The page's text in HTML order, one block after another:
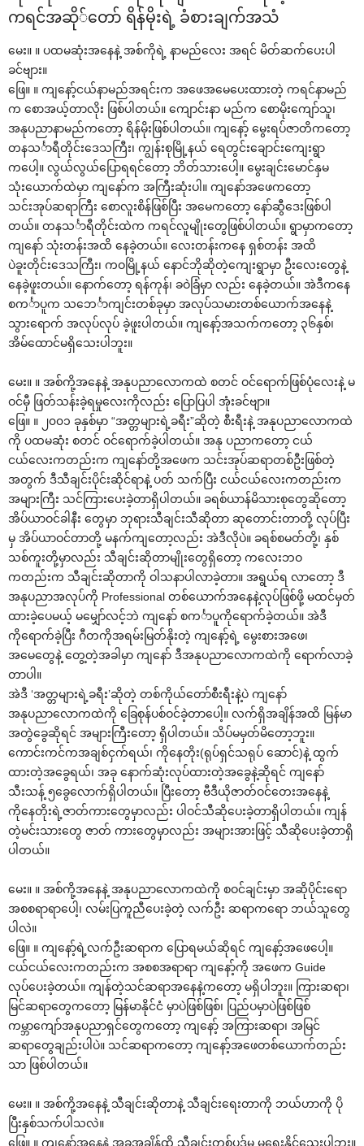
ကရင်အဆို်‌တော် ရိန်မိုးရဲ့ ခံစားချက်အသံ
‌မေး။ ။ ပထမဆုံးအ‌နေနဲ့ အစ်ကိုရဲ့ နာမည်‌လေး အရင် မိတ်ဆက်‌ပေးပါ
ခင်ဗျား။
‌ဖြေ။ ။ ကျ‌နော့်ငယ်နာမည်အရင်းက အ‌ဖေအ‌မေ‌ပေးထားတဲ့ ကရင်နာမည်
က ‌စောအယ့်တာလိုး ဖြစ်ပါတယ်။ ‌ကျောင်းနာ မည်က ‌စောမိုး‌ကျော်သူ၊
အနုပညာနာမည်က‌တော့ ရိန်မိုးဖြစ်ပါတယ်။ ကျ‌နော့် ‌မွေးရပ်ဇာတိက‌တော့
တနသင်္ာရီတိုင်း‌ဒေသကြီး၊ ကျွန်းစုမြို့နယ် ‌ရေတွင်း‌ချောင်း‌ကျေးရွာ
က‌ပေါ့။ လွယ်လွယ်‌ပြောရရင်‌တော့ ဘိတ်သား‌ပေါ့။ ‌မွေးချင်း‌မောင်နှမ
သုံး‌ယောက်ထဲမှာ ကျ‌နော်က အကြီးဆုံးပါ။ ကျ‌နော်အ‌ဖေက‌တော့
သင်းအုပ်ဆရာကြီး ‌စောလူးစိန်ဖြစ်ပြီး အ‌မေက‌တော့ ‌နော်ဆွီ‌ဒေးဖြစ်ပါ
တယ်။ တနသင်္ာရီတိုင်းထဲက ကရင်လူမျိုး‌တွေဖြစ်ပါတယ်။ ရွာမှာက‌တော့
ကျ‌နော် သုံးတန်းအထိ ‌နေခဲ့တယ်။ ‌လေးတန်းက‌နေ ရှစ်တန်း အထိ
ပဲခူးတိုင်း‌ဒေသကြီး၊ ကဝမြို့နယ် ‌နောင်ဘိုဆိုတဲ့‌ကျေးရွာမှာ ဦး‌လေး‌တွေနဲ့
‌နေခဲ့ဖူးတယ်။ ‌နောက်‌တော့ ရန်ကုန်၊ ခဝဲခြံမှာ လည်း ‌နေခဲ့တယ်။ အဲဒီက‌နေ
စကင်္ာပူက သ‌ဘေင်္ာကျင်းတစ်ခုမှာ အလုပ်သမားတစ်‌ယောက်အ‌နေနဲ့
သွား‌ရောက် အလုပ်လုပ် ခဲ့ဖူးပါတယ်။ ကျ‌နော့်အသက်က‌တော့ ၃၆နှစ်၊
အိမ်‌ထောင်မရှိ‌သေးပါဘူး။
‌မေး။ ။ အစ်ကို့အ‌နေနဲ့ အနုပညာ‌လောကထဲ စတင် ဝင်‌ရောက်ဖြစ်ပုံ‌လေးနဲ့ မ
ဝင်မှီ ဖြတ်သန်းခဲ့ရမှု‌လေးကိုလည်း ‌ပြောပြပါ အုံးခင်ဗျာ။
‌ဖြေ။ ။ ၂၀၀၁ ခုနှစ်မှာ “အတ္တများရဲ့ခရီး”ဆိုတဲ့ စီးရီးနဲ့ အနုပညာ‌လောကထဲ
ကို ပထမဆုံး စတင် ဝင်‌ရောက်ခဲ့ပါတယ်။ အနု ပညာက‌တော့ ငယ်
ငယ်‌လေးကတည်းက ကျ‌နော်တို့အ‌ဖေက သင်းအုပ်ဆရာတစ်ဦးဖြစ်တဲ့
အတွက် ဒီသီချင်းပိုင်းဆိုင်ရာနဲ့ ပတ် သက်ပြီး ငယ်ငယ်‌လေးကတည်းက
အများကြီး သင်ကြား‌ပေးခဲ့တာရှိပါတယ်။ ခရစ်ယာန်မိသားစု‌တွေဆို‌တော့
အိပ်ယာဝင်ခါနီး ‌တွေမှာ ဘုရားသီချင်းသီဆိုတာ ဆု‌တောင်းတာတို့ လုပ်ပြီး
မှ အိပ်ယာဝင်တာတို့ မနက်ကျ‌တော့လည်း အဲဒီလိုပဲ။ ခရစ်စမတ်တို့၊ နှစ်
သစ်ကူးတို့မှာလည်း သီချင်းဆိုတာမျိုး‌တွေရှိ‌တော့ က‌လေးဘဝ
ကတည်းက သီချင်းဆိုတာကို ဝါသနာပါလာခဲ့တာ။ အရွယ်ရ လာ‌တော့ ဒီ
အနုပညာအလုပ်ကို Professional တစ်‌ယောက်အ‌နေနဲ့လုပ်ဖြစ်ဖို့ မထင်မှတ်
ထားခဲ့‌ပေမယ့် မ‌မျှော်လင့်ဘဲ ကျ‌နော် စကင်္ာပူကို‌ရောက်ခဲ့တယ်။ အဲဒီ
ကို‌ရောက်ခဲ့ပြီး ဂီတကိုအရမ်းမြတ်နိုးတဲ့ ကျ‌နော့်ရဲ့ ‌မွေးစားအ‌ဖေ၊
အ‌မေ‌တွေနဲ့ ‌တွေ့တဲ့အခါမှာ ကျ‌နော် ဒီအနုပညာ‌လောကထဲကို ‌ရောက်လာခဲ့
တာပါ။
အဲဒီ ‘အတ္တများရဲ့ခရီး’ဆိုတဲ့ တစ်ကိုယ်‌တော်စီးရီးနဲ့ပဲ ကျ‌နော်
အနုပညာ‌လောကထဲကို ‌ခြေစုန်ပစ်ဝင်ခဲ့တာ‌ပေါ့။ လက်ရှိအချိန်အထိ မြန်မာ
အတွဲ‌ခွေဆိုရင် အများကြီး‌တော့ ရှိပါတယ်။ သိပ်မမှတ်မိ‌တော့ဘူး။
‌ကောင်းကင်ကအချစ်ငှက်ရယ်၊ ကို‌နေတိုး(ရုပ်ရှင်သရုပ် ‌ဆောင်)နဲ့ ထွက်
ထားတဲ့အ‌ခွေရယ်၊ အခု ‌နောက်ဆုံးလုပ်ထားတဲ့အ‌ခွေနဲ့ဆိုရင် ကျ‌နော်
သီးသန့် ၅‌ခွေ‌လောက်ရှိပါတယ်။ ပြီး‌တော့ ဗီဒီယိုဇာတ်ဝင်‌တေးအ‌နေနဲ့
ကို‌နေတိုးရဲ့ဇာတ်ကား‌တွေမှာလည်း ပါဝင်သီဆို‌ပေးခဲ့တာရှိပါတယ်။ ကျန်
တဲ့မင်းသား‌တွေ ဇာတ် ကား‌တွေမှာလည်း အများအားဖြင့် သီဆို‌ပေးခဲ့တာရှိ
ပါတယ်။
‌မေး။ ။ အစ်ကို့အ‌နေနဲ့ အနုပညာ‌လောကထဲကို စဝင်ချင်းမှာ အဆိုပိုင်း‌ရော
အစစရာရာ‌ပေါ့၊ လမ်းပြကူညီ‌ပေးခဲ့တဲ့ လက်ဦး ဆရာက‌ရော ဘယ်သူ‌တွေ
ပါလဲ။
‌ဖြေ။ ။ ကျ‌နော့်ရဲ့လက်ဦးဆရာက ‌ပြောရမယ်ဆိုရင် ကျ‌နော့်အ‌ဖေ‌ပေါ့။
ငယ်ငယ်‌လေးကတည်းက အစစအရာရာ ကျ‌နော့်ကို အ‌ဖေက Guide
လုပ်‌ပေးခဲ့တယ်။ ကျန်တဲ့သင်ဆရာအ‌နေနဲ့က‌တော့ မရှိပါဘူး။ ကြားဆရာ၊
မြင်ဆရာ‌တွေက‌တော့ မြန်မာနိုင်ငံ မှာပဲဖြစ်ဖြစ်၊ ပြည်ပမှာပဲဖြစ်ဖြစ်
ကမ္ဘာ‌ကျော်အနုပညာရှင်‌တွေက‌တော့ ကျ‌နော့် အကြားဆရာ၊ အမြင်
ဆရာ‌တွေချည်းပါပဲ။ သင်ဆရာက‌တော့ ကျ‌နော့်အ‌ဖေတစ်‌ယောက်တည်း
သာ ဖြစ်ပါတယ်။
‌မေး။ ။ အစ်ကို့အ‌နေနဲ့ သီချင်းဆိုတာနဲ့ သီချင်း‌ရေးတာကို ဘယ်ဟာကို ပို
ပြီးနှစ်သက်ပါသလဲ။
‌ဖြေ။ ။ ကျ‌နော့်အ‌နေနဲ့ အခုအချိန်ထိ သီချင်းတစ်ပုဒ်မှ မ‌ရေးနိုင်‌သေးပါဘူး။